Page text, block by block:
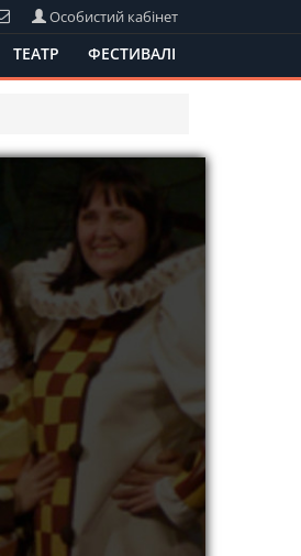
Особистий кабінет
ТЕАТР ФЕСТИВАЛІ